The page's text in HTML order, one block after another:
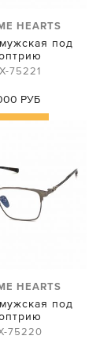
HEARTS
под
75221
РУБ
HEARTS
под
75220